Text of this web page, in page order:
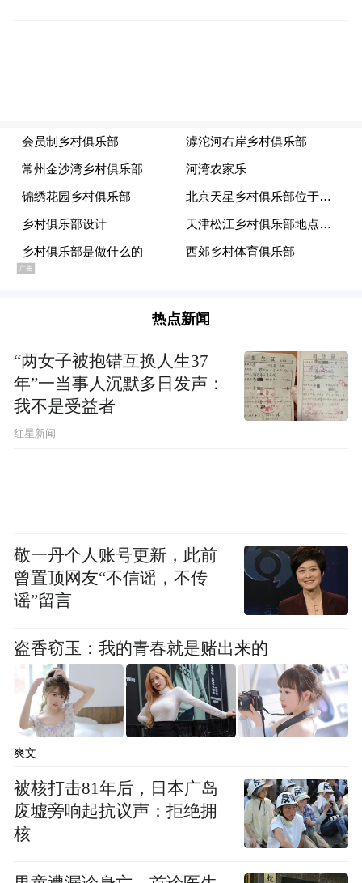
热点新闻
“两女子被抱错互换人生37
年”一当事人沉默多日发声：
我不是受益者
红星新闻
敬一丹个人账号更新，此前
曾置顶网友“不信谣，不传
谣”留言
盗香窃玉：我的青春就是赌出来的
爽文
被核打击81年后，日本广岛
废墟旁响起抗议声：拒绝拥
核